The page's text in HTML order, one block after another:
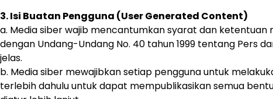
3. Isi Buatan Pengguna (User Generated Content)
a. Media siber wajib mencantumkan syarat dan
dengan Undang-Undang No. 40 tahun 1999 tentang Pers
jelas.
b. Media siber mewajibkan setiap pengguna untuk
terlebih dahulu untuk dapat mempublikasikan semua